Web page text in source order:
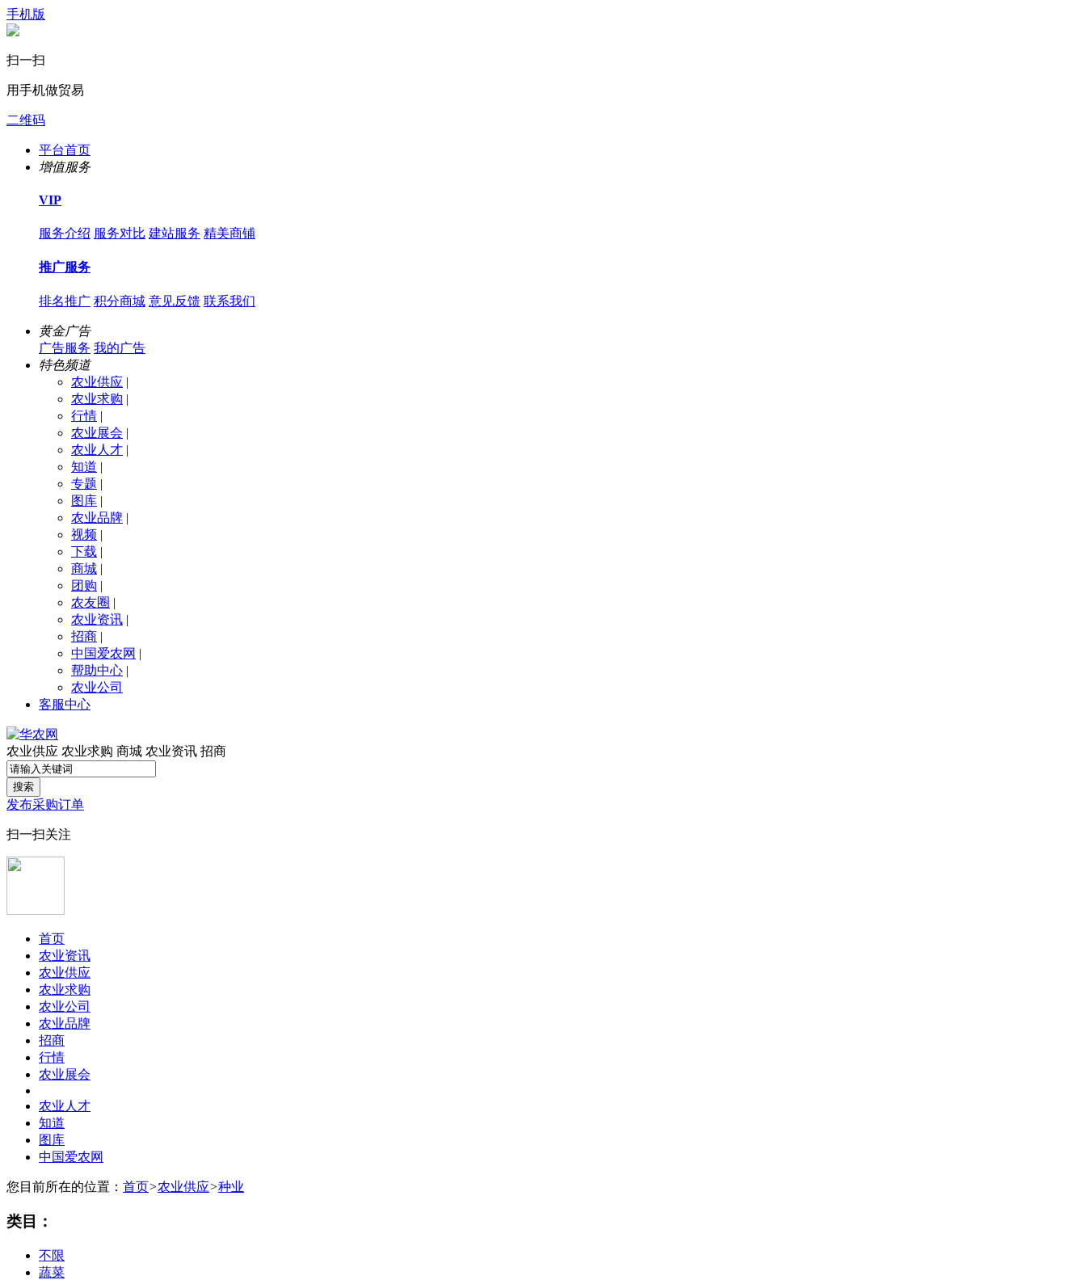
手机版
扫一扫
用手机做贸易
二维码
平台首页
增值服务
VIP
服务介绍 服务对比 建站服务 精美商铺
推广服务
排名推广 积分商城 意见反馈 联系我们
黄金广告
广告服务 我的广告
特色频道
农业供应 |
农业求购 |
行情 |
农业展会 |
农业人才 |
知道 |
专题 |
图库 |
农业品牌 |
视频 |
下载 |
商城 |
团购 |
农友圈 |
农业资讯 |
招商 |
中国爱农网 |
帮助中心 |
农业公司
客服中心
农业供应 农业求购 商城 农业资讯 招商
搜索
发布采购订单
扫一扫关注
首页
农业资讯
农业供应
农业求购
农业公司
农业品牌
招商
行情
农业展会
农业人才
知道
图库
中国爱农网
您目前所在的位置： 首页>农业供应>种业
类目：
不限
蔬菜